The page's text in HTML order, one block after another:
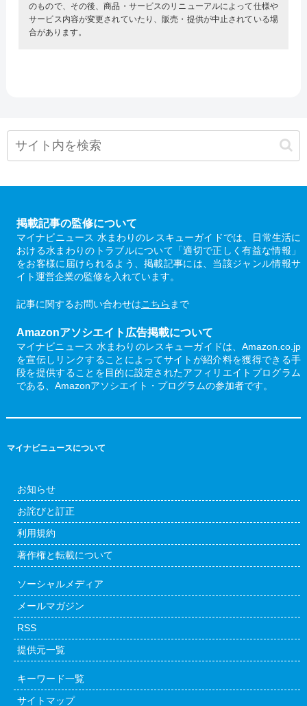
のもので、その後、商品・サービスのリニューアルによって仕様や
サービス内容が変更されていたり、販売・提供が中止されている場
合があります。
掲載記事の監修について
マイナビニュース 水まわりのレスキューガイドでは、日常生活に
おける水まわりのトラブルについて「適切で正しく有益な情報」
をお客様に届けられるよう、掲載記事には、当該ジャンル情報サ
イト運営企業の監修を入れています。
記事に関するお問い合わせはこちら まで
Amazonアソシエイト広告掲載について
マイナビニュース 水まわりのレスキューガイドは、Amazon.co.jp
を宣伝しリンクすることによってサイトが紹介料を獲得できる手
段を提供することを目的に設定されたアフィリエイトプログラム
である、Amazonアソシエイト・プログラムの参加者です。
マイナビニュースについて
お知らせ
お詫びと訂正
利用規約
著作権と転載について
ソーシャルメディア
メールマガジン
RSS
提供元一覧
キーワード一覧
サイトマップ